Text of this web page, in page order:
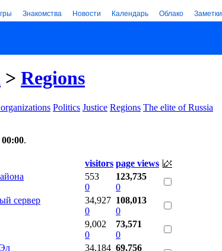
Знакомства Новости Календарь Облако Заметки
> Regions
Politics Justice Regions The elite of Russia
00:00.
visitors page views
553
0
123,735
0
сервер
34,927
0
108,013
0
9,002
0
73,571
0
34,184 69,756